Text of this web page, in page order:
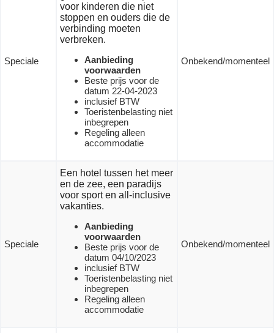
Speciale
voor kinderen die niet
stoppen en ouders die de
verbinding moeten
verbreken.
Aanbieding
voorwaarden
Beste prijs voor de
datum 22-04-2023
inclusief BTW
Toeristenbelasting niet
inbegrepen
Regeling alleen
accommodatie
Onbekend/momenteel
Speciale
Een hotel tussen het meer
en de zee, een paradijs
voor sport en all-inclusive
vakanties.
Aanbieding
voorwaarden
Beste prijs voor de
datum 04/10/2023
inclusief BTW
Toeristenbelasting niet
inbegrepen
Regeling alleen
accommodatie
Onbekend/momenteel